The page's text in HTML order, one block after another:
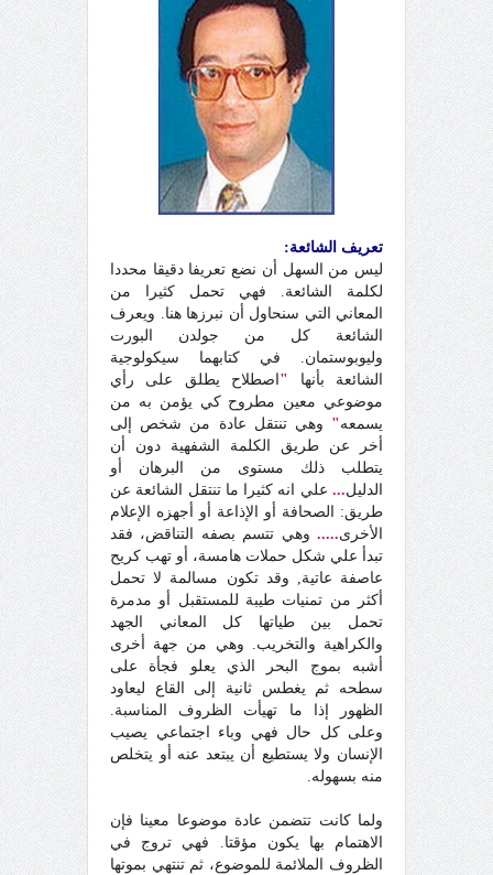
تعريف الشائعة:
ليس من السهل أن نضع تعريفا دقيقا محددا
لكلمة الشائعة. فهي تحمل كثيرا من
المعاني التي سنحاول أن نبرزها هنا. ويعرف
الشائعة كل من جولدن البورت
وليوبوستمان. في كتابهما سيكولوجية
الشائعة بأنها
" اصطلاح يطلق على رأي
موضوعي معين مطروح كي يؤمن به من
يسمعه" وهي تنتقل عادة من شخص إلى
أخر عن طريق الكلمة الشفهية دون أن
يتطلب ذلك مستوى من البرهان أو
الدليل... علي انه كثيرا ما تنتقل الشائعة عن
طريق:
الصحافة أو الإذاعة أو أجهزه الإعلام
الأخرى..... وهي تتسم بصفه التناقض، فقد
تبدأ علي شكل حملات هامسة، أو تهب كريح
عاصفة عاتية, وقد تكون مسالمة لا تحمل
أكثر من تمنيات طيبة للمستقبل أو مدمرة
تحمل بين طياتها كل المعاني الجهد
والكراهية والتخريب. وهي من جهة أخرى
أشبه بموج البحر الذي يعلو فجأة على
سطحه ثم يغطس ثانية إلى القاع ليعاود
الظهور إذا ما تهيأت الظروف المناسبة.
وعلى كل حال فهي وباء اجتماعي يصيب
الإنسان ولا يستطيع أن يبتعد عنه أو يتخلص
منه بسهوله.
ولما كانت تتضمن عادة موضوعا معينا فإن
الاهتمام بها يكون مؤقتا. فهي تروج في
الظروف الملائمة للموضوع، ثم تنتهي بموتها